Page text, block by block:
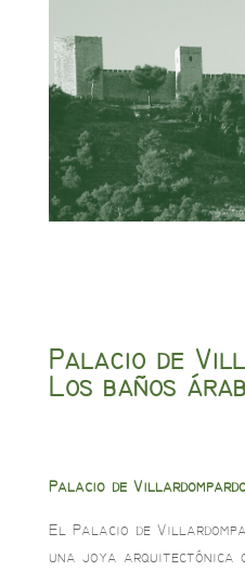
Palacio de
Los baños
Palacio de
El Palacio de
una joya arquitectónica